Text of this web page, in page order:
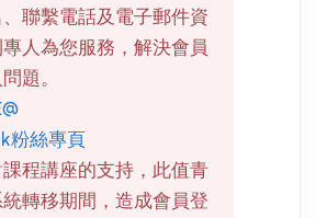
聯繫電話及電子郵件資
人為您服務，解決會員
題。
粉絲專頁
程講座的支持，此值青
轉移期間，造成會員登